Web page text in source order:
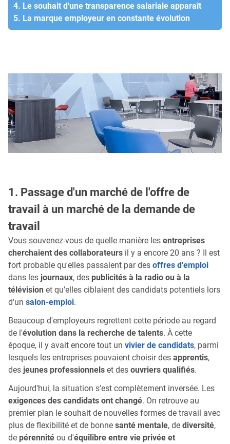
4. Le souhait d'une transparence salariale apparaît
5. La marque employeur en constante évolution
1. Passage d'un marché de l'offre de
travail à un marché de la demande de
travail
Vous souvenez-vous de quelle manière les entreprises
cherchaient des collaborateurs il y a encore 20 ans ? Il est
fort probable qu'elles passaient par des offres d'emploi
dans les journaux, des publicités à la radio ou à la
télévision et qu'elles ciblaient des candidats potentiels lors
d'un salon-emploi.
Beaucoup d'employeurs regrettent cette période au regard
de l'évolution dans la recherche de talents. À cette
époque, il y avait encore tout un vivier de candidats, parmi
lesquels les entreprises pouvaient choisir des apprentis,
des jeunes professionnels et des ouvriers qualifiés.
Aujourd'hui, la situation s'est complètement inversée. Les
exigences des candidats ont changé. On retrouve au
premier plan le souhait de nouvelles formes de travail avec
plus de flexibilité et de bonne santé mentale, de diversité,
de pérennité ou d'équilibre entre vie privée et